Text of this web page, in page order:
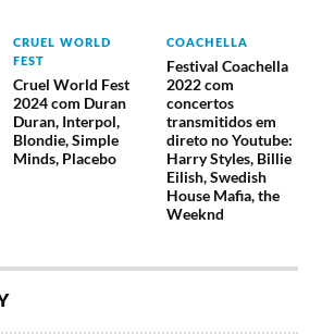
CRUEL WORLD
FEST
Cruel World Fest
2024 com Duran
Duran, Interpol,
Blondie, Simple
Minds, Placebo
COACHELLA
Festival Coachella
2022 com
concertos
transmitidos em
direto no Youtube:
Harry Styles, Billie
Eilish, Swedish
House Mafia, the
Weeknd